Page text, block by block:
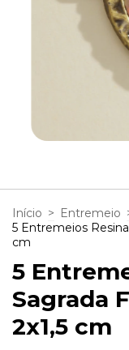
Início > Entremeio
5 Entremeios
cm
5
Sagrada
2x1,5 cm